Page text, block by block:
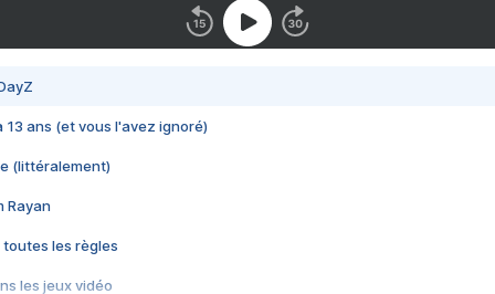
13 ans (et vous l'avez ignoré)
(littéralement)
Rayan
toutes les règles
les jeux vidéo